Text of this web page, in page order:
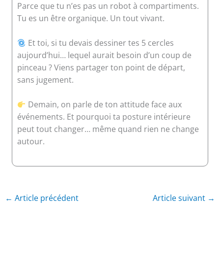
Parce que tu n’es pas un robot à compartiments.
Tu es un être organique. Un tout vivant.
Et toi, si tu devais dessiner tes 5 cercles
aujourd’hui… lequel aurait besoin d’un coup de
pinceau ? Viens partager ton point de départ,
sans jugement.
Demain, on parle de ton attitude face aux
événements. Et pourquoi ta posture intérieure
peut tout changer… même quand rien ne change
autour.
← Article précédent Article suivant →